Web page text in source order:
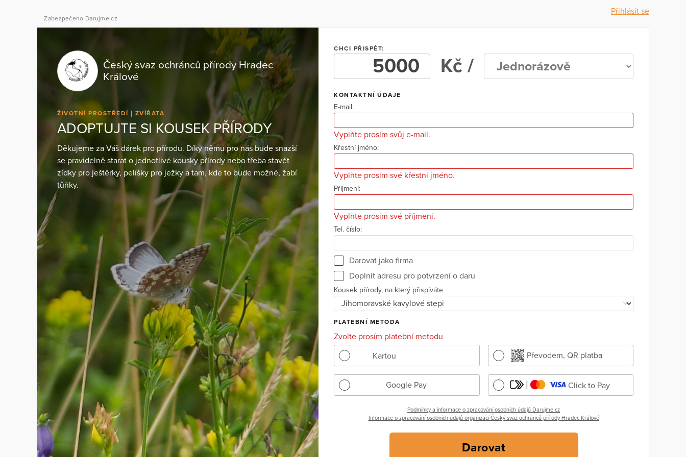
Přihlásit se
Zabezpečeno Darujme.cz
Český svaz ochránců přírody Hradec
Králové
ŽIVOTNÍ PROSTŘEDÍ ZVÍŘATA
ADOPTUJTE SI KOUSEK PŘÍRODY
Děkujeme za Váš dárek pro přírodu. Díky němu pro nás bude snazší
se pravidelně starat o jednotlivé kousky přírody nebo třeba stavět
zídky pro ještěrky, pelíšky pro ježky a tam, kde to bude možné, žabí
tůňky.
CHCI PŘISPĚT:
Kč /
KONTAKTNÍ ÚDAJE
E-mail:
Vyplňte prosím svůj e-mail.
Křestní jméno:
Vyplňte prosím své křestní jméno.
Příjmení:
Vyplňte prosím své příjmení.
Tel. číslo:
Darovat jako firma
Doplnit adresu pro potvrzení o daru
Kousek přírody, na který přispíváte
PLATEBNÍ METODA
Zvolte prosím platební metodu
Kartou
Převodem, QR platba
Google Pay Click to Pay
Podmínky a informace o zpracování osobních údajů Darujme.cz
Informace o zpracování osobních údajů organizací Český svaz ochránců přírody Hradec Králové
Darovat